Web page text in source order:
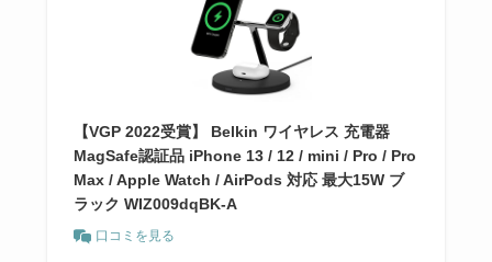
【VGP 2022受賞】 Belkin ワイヤレス 充電器
MagSafe認証品 iPhone 13 / 12 / mini / Pro / Pro
Max / Apple Watch / AirPods 対応 最大15W ブ
ラック WIZ009dqBK-A
口コミを見る